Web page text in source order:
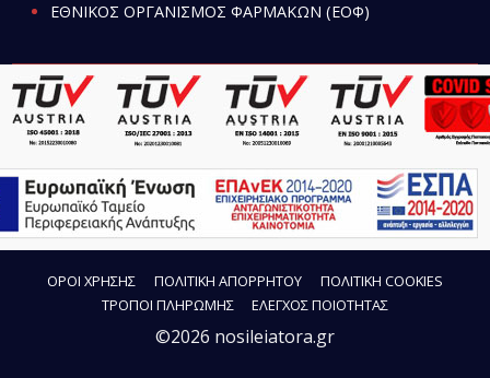
ΕΘΝΙΚΟΣ ΟΡΓΑΝΙΣΜΟΣ ΦΑΡΜΑΚΩΝ (ΕΟΦ)
ΟΡΟΙ ΧΡΗΣΗΣ ΠΟΛΙΤΙΚΗ ΑΠΟΡΡΗΤΟΥ
ΠΟΛΙΤΙΚΗ COOKIES
ΤΡΟΠΟΙ ΠΛΗΡΩΜΗΣ
ΕΛΕΓΧΟΣ ΠΟΙΟΤΗΤΑΣ
©2026 nosileiatora.gr